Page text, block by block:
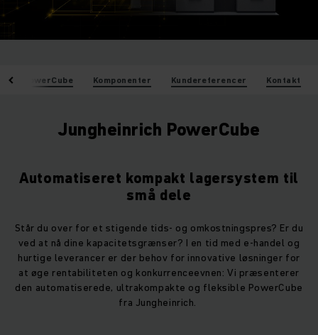
PowerCube Komponenter Kundereferencer Kontakt
Jungheinrich PowerCube
Automatiseret kompakt lagersystem til
små dele
Står du over for et stigende tids- og omkostningspres? Er du
ved at nå dine kapacitetsgrænser? I en tid med e-handel og
hurtige leverancer er der behov for innovative løsninger for
at øge rentabiliteten og konkurrenceevnen: Vi præsenterer
den automatiserede, ultrakompakte og fleksible PowerCube
fra Jungheinrich.